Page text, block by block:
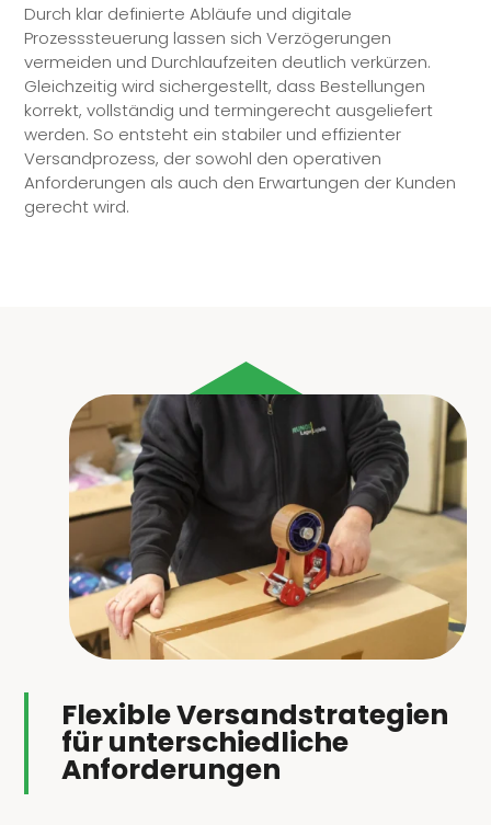
Durch klar definierte Abläufe und digitale
Prozesssteuerung lassen sich Verzögerungen
vermeiden und Durchlaufzeiten deutlich verkürzen.
Gleichzeitig wird sichergestellt, dass Bestellungen
korrekt, vollständig und termingerecht ausgeliefert
werden. So entsteht ein stabiler und effizienter
Versandprozess, der sowohl den operativen
Anforderungen als auch den Erwartungen der Kunden
gerecht wird.
Flexible Versandstrategien
für unterschiedliche
Anforderungen